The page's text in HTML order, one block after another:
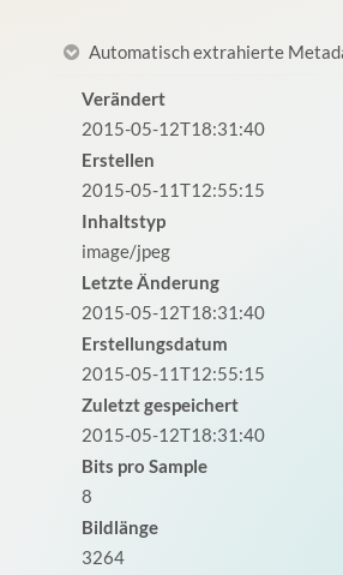
Automatisch extrahierte
Verändert
2015-05-12T18:31:40
Erstellen
2015-05-11T12:55:15
Inhaltstyp
image/jpeg
Letzte Änderung
2015-05-12T18:31:40
Erstellungsdatum
2015-05-11T12:55:15
Zuletzt gespeichert
2015-05-12T18:31:40
Bits pro Sample
8
Bildlänge
3264